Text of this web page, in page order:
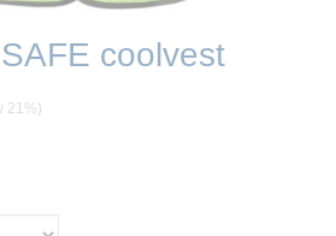
coolvest
21%)